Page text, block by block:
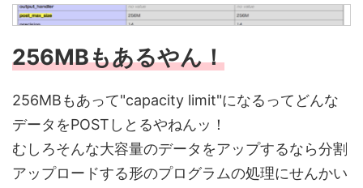
256MBもあるやん！
256MBもあって"capacity limit"になるってどんな
データをPOSTしとるやねんッ！
むしろそんな大容量のデータをアップするなら分割
アップロードする形のプログラムの処理にせんかい